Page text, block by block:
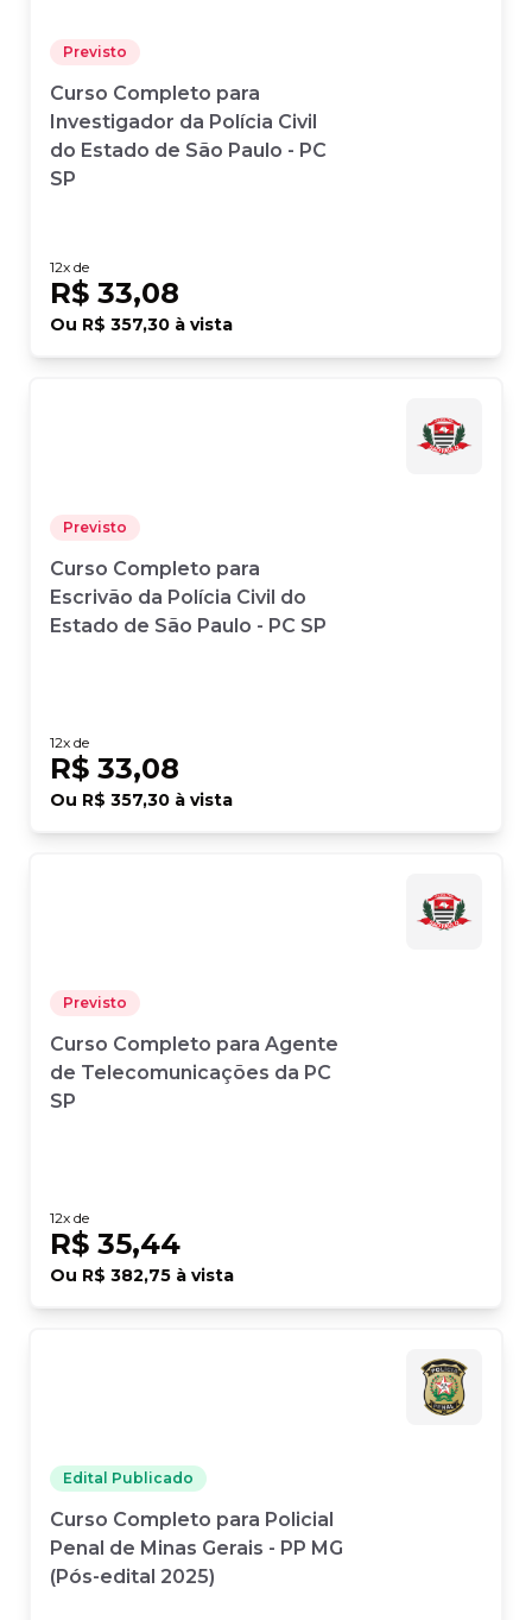
Previsto
Curso Completo para
Investigador da Polícia Civil
do Estado de São Paulo - PC
SP
12x de
R$ 33,08
Ou R$ 357,30 à vista
Previsto
Curso Completo para
Escrivão da Polícia Civil do
Estado de São Paulo - PC SP
12x de
R$ 33,08
Ou R$ 357,30 à vista
Previsto
Curso Completo para Agente
de Telecomunicações da PC
SP
12x de
R$ 35,44
Ou R$ 382,75 à vista
Edital Publicado
Curso Completo para Policial
Penal de Minas Gerais - PP MG
(Pós-edital 2025)